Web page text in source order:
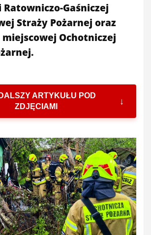
Ratowniczo-Gaśniczej
Straży Pożarnej oraz
Ochotniczej
ARTYKUŁU POD
ZDJĘCIAMI